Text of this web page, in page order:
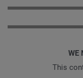
WE
This